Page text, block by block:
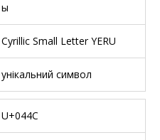
ы
Cyrillic Small Letter YERU
унікальний символ
U+044C